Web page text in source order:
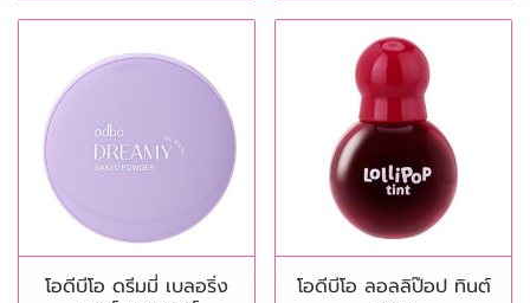
โอดีบีโอ ดรีมมี่ เบลอริ่ง
โอดีบีโอ ลอลลิป๊อป ทินต์